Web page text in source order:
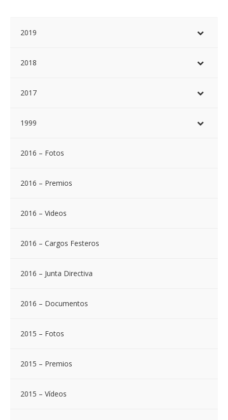
2019
2018
2017
1999
2016 – Fotos
2016 – Premios
2016 – Videos
2016 – Cargos Festeros
2016 – Junta Directiva
2016 – Documentos
2015 – Fotos
2015 – Premios
2015 – Vídeos